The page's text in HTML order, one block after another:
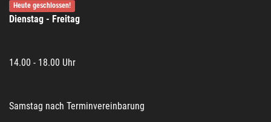
Heute geschlossen!
Dienstag - Freitag
14.00 - 18.00 Uhr
Samstag nach Terminvereinbarung